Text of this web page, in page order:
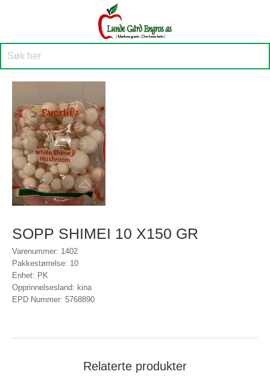
SOPP SHIMEI 10 X150 GR
Varenummer: 1402
Pakkestørrelse: 10
Enhet: PK
Opprinnelsesland: kina
EPD Nummer: 5768890
Relaterte produkter